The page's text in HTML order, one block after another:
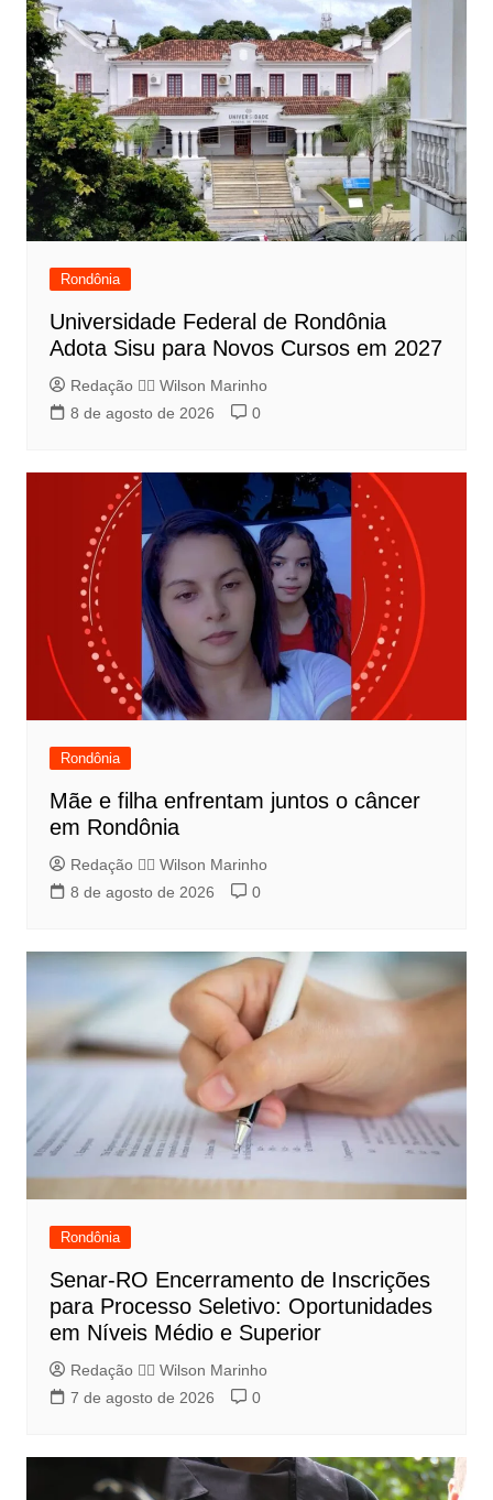
Rondônia
Universidade Federal de Rondônia
Adota Sisu para Novos Cursos em 2027
Redação 👨‍⚖️​ Wilson Marinho
8 de agosto de 2026
0
Rondônia
Mãe e filha enfrentam juntos o câncer
em Rondônia
Redação 👨‍⚖️​ Wilson Marinho
8 de agosto de 2026
0
Rondônia
Senar-RO Encerramento de Inscrições
para Processo Seletivo: Oportunidades
em Níveis Médio e Superior
Redação 👨‍⚖️​ Wilson Marinho
7 de agosto de 2026
0